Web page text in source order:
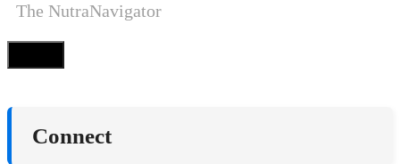
The NutraNavigator
Close
Connect